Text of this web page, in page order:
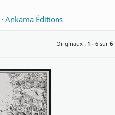
· Ankama Éditions
Originaux : 1 - 6 sur 6